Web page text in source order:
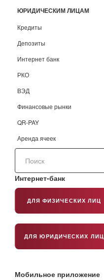
ЮРИДИЧЕСКИМ ЛИЦАМ
Кредиты
Депозиты
Интернет банк
РКО
ВЭД
Финансовые рынки
QR-PAY
Аренда ячеек
Поиск
сайту
Интернет-банк
ДЛЯ ФИЗИЧЕСКИХ ЛИЦ
ДЛЯ ЮРИДИЧЕСКИХ ЛИЦ
Мобильное приложение